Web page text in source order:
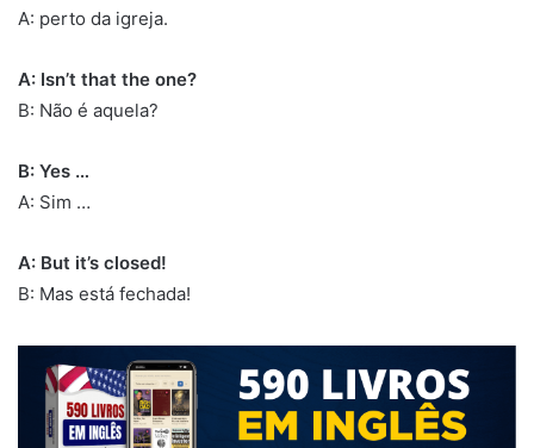
A: perto da igreja.
A: Isn’t that the one?
B: Não é aquela?
B: Yes …
A: Sim …
A: But it’s closed!
B: Mas está fechada!